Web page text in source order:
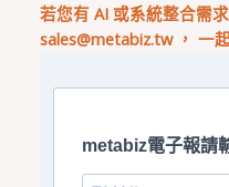
若您有 AI 或系統整合需
sales@metabiz.tw， 一
metabiz電子報請